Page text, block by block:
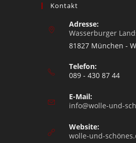
Kontakt
Adresse:
Wasserburger
81827 München -
Telefon:
089 - 430 87 44
E-Mail:
info@wolle-und-
Website:
wolle-und-